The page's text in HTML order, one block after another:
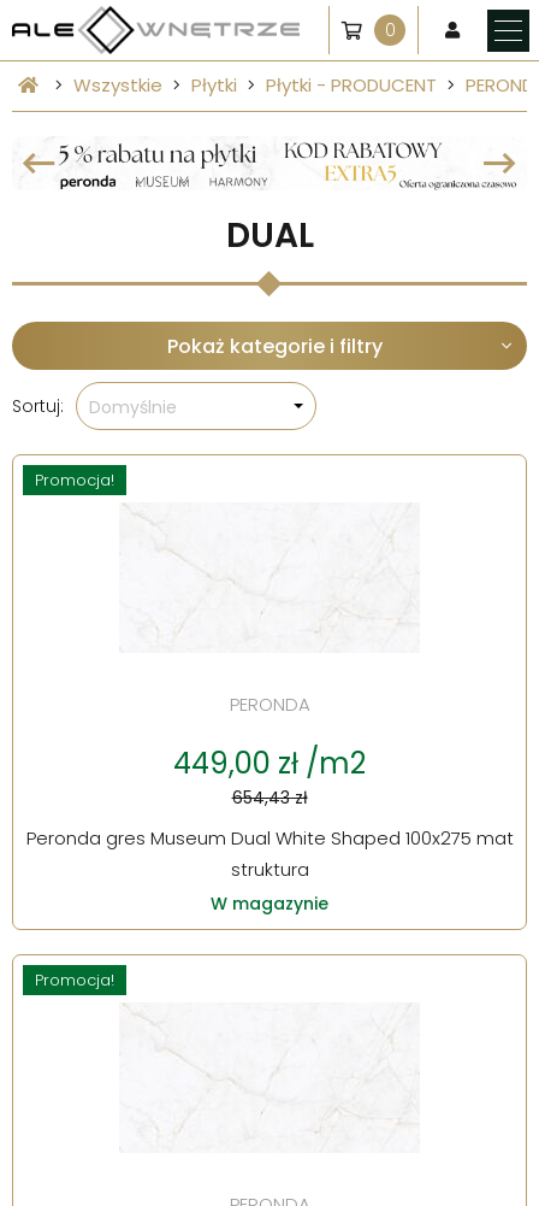
0
Wszystkie Płytki Płytki - PRODUCENT
DUAL
Pokaż kategorie i filtry
Sortuj: Domyślnie
Promocja!
PERONDA
449,00 zł /m2
654,43 zł
Peronda gres Museum Dual White Shaped 100x275 mat
struktura
W magazynie
Promocja!